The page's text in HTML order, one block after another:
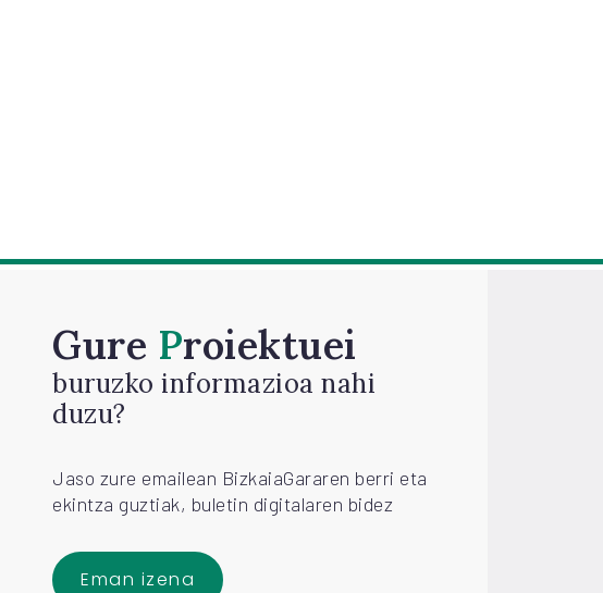
Gure Proiektuei
buruzko informazioa nahi
duzu?
Jaso zure emailean BizkaiaGararen berri eta
ekintza guztiak, buletin digitalaren bidez
Eman izena